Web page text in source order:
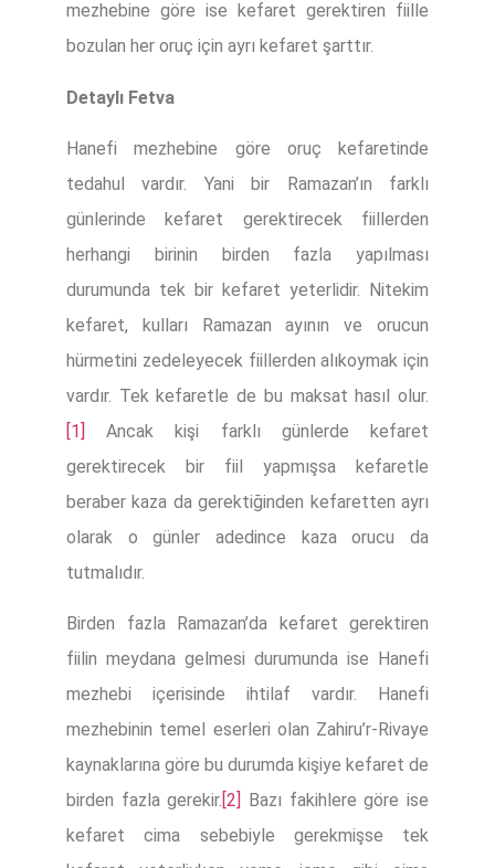
mezhebine göre ise kefaret gerektiren fiille
bozulan her oruç için ayrı kefaret şarttır.
Detaylı Fetva
Hanefi mezhebine göre oruç kefaretinde
tedahul vardır. Yani bir Ramazan’ın farklı
günlerinde kefaret gerektirecek fiillerden
herhangi birinin birden fazla yapılması
durumunda tek bir kefaret yeterlidir. Nitekim
kefaret, kulları Ramazan ayının ve orucun
hürmetini zedeleyecek fiillerden alıkoymak için
vardır. Tek kefaretle de bu maksat hasıl olur.
[1]
Ancak kişi farklı günlerde kefaret
gerektirecek bir fiil yapmışsa kefaretle
beraber kaza da gerektiğinden kefaretten ayrı
olarak o günler adedince kaza orucu da
tutmalıdır.
Birden fazla Ramazan’da kefaret gerektiren
fiilin meydana gelmesi durumunda ise Hanefi
mezhebi içerisinde ihtilaf vardır. Hanefi
mezhebinin temel eserleri olan Zahiru’r-Rivaye
kaynaklarına göre bu durumda kişiye kefaret de
birden fazla gerekir. [2]
Bazı fakihlere göre ise
kefaret cima sebebiyle gerekmişse tek